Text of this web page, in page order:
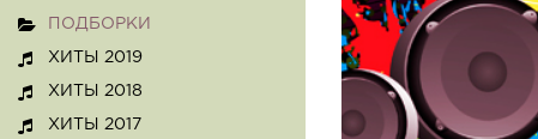
ПОДБОРКИ
ХИТЫ 2019
ХИТЫ 2018
ХИТЫ 2017